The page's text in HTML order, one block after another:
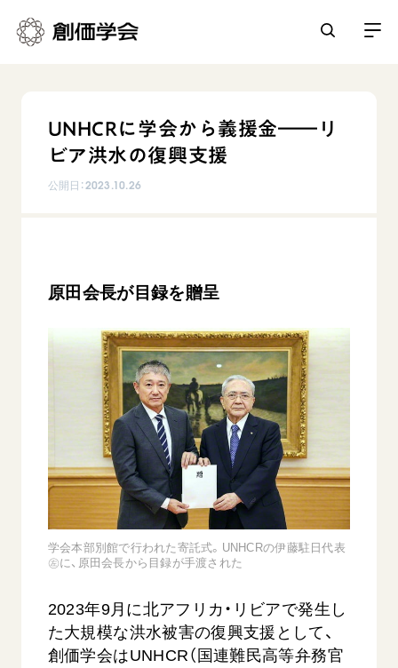
日蓮大聖人の仏法（教学入門）
日蓮大聖人
創価学会の三代会長
初代会長・牧口常三郎先生
第2代会長・戸田城聖先生
第3代会長・池田大作先生
日常の活動
仏法を学ぶ
主な行事
年間の活動について
友人葬
核兵器の廃絶に向け連帯を拡大
「持続可能な開発目標（SDGs）」の取り組み
音楽活動
教育本部の活動
図書贈呈
世界の創価学会の歴史
創価学会 会憲
創価学会 会則
創価学会 社会憲章
組織・機構
会長・理事長・各部長の紹介
沿革
略年表
関連団体
道府県中心会館
会員サポート
座談会御書ｅ講義
小説『新・人間革命』『人間革命』要旨
御書検索［新版］
関連リンク
創価学会総本部
墓地公園・納骨堂
聖教ブックストア
Soka Gakkai グローバルサイト
SGIピースサイト
ご意見
ご利用にあたって
UNHCRに学会から義援金――リ
ビア洪水の復興支援
公開日：2023.10.26
原田会長が目録を贈呈
学会本部別館で行われた寄託式。UNHCRの伊藤駐日代表
㊧に、原田会長から目録が手渡された
2023年9月に北アフリカ・リビアで発生し
た大規模な洪水被害の復興支援として、
創価学会はUNHCR（国連難民高等弁務官